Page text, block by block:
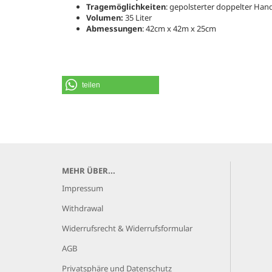
Tragemöglichkeiten: gepolsterter doppelter
Volumen: 35 Liter
Abmessungen: 42cm x 42m x 25cm
teilen
MEHR ÜBER...
Impressum
Withdrawal
Widerrufsrecht & Widerrufsformular
AGB
Privatsphäre und Datenschutz